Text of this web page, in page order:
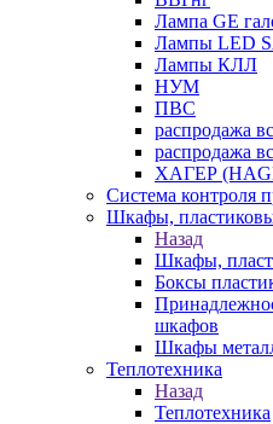
Лампа GE
Лампы LED
Лампы КЛЛ
НУМ
ПВС
распродажа
распродажа
ХАГЕР
Система контроля
Шкафы,
Назад
Шкафы,
Боксы
шкафов
Шкафы
Теплотехника
Назад
Теплотехника